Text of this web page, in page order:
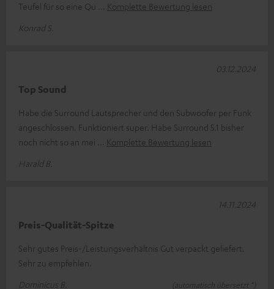
Teufel für so eine Qu
Komplette Bewertung lesen
Konrad S.
Top Sound
Habe die Surround Lautsprecher und den Subwoofer per Funk
angeschlossen. Funktioniert super. Habe Surround 5.1 bisher
noch nicht so an mei
Komplette Bewertung lesen
Harald B.
03.12.2024
Preis-Qualität-Spitze
Sehr gutes Preis-/Leistungsverhältnis Gut verpackt geliefert.
Sehr zu empfehlen.
Dominicus B.
(automatisch übersetzt *)
14.11.2024